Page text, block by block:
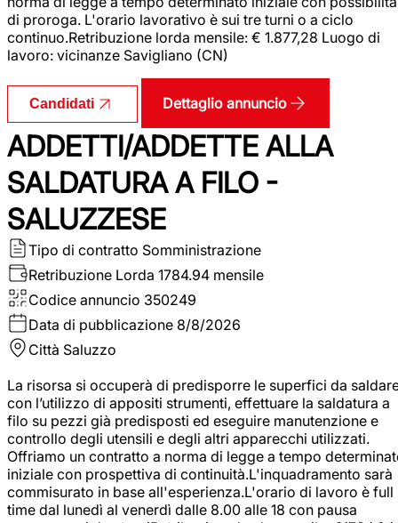
di proroga. L'orario lavorativo è sui tre turni o a ciclo
continuo.Retribuzione lorda mensile: € 1.877,28 Luogo di
lavoro: vicinanze Savigliano (CN)
Candidati Dettaglio annuncio
ADDETTI/ADDETTE ALLA
SALDATURA A FILO -
SALUZZESE
Tipo di contratto Somministrazione
Retribuzione Lorda 1784.94 mensile
Codice annuncio 350249
Data di pubblicazione 8/8/2026
Città Saluzzo
La risorsa si occuperà di predisporre le superfici da
con l’utilizzo di appositi strumenti, effettuare la saldatura a
filo su pezzi già predisposti ed eseguire manutenzione e
controllo degli utensili e degli altri apparecchi utilizzati.
Offriamo un contratto a norma di legge a tempo
iniziale con prospettiva di continuità.L'inquadramento sarà
commisurato in base all'esperienza.L'orario di lavoro è full
time dal lunedì al venerdì dalle 8.00 alle 18 con pausa